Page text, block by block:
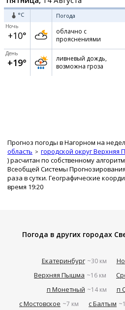
°C Погода
Ночь
+10°
облачно с
прояснениями
День
+19°
ливневый дождь,
возможна гроза
Прогноз погоды в Нагорном на
область
городской округ Верхняя
) расчитан по собственному
Всеобщей Системы
раза в сутки. Географические
время 19:20
Погода в других городах
Екатеринбург ~30 км
Верхняя Пышма ~16 км
п Монетный ~14 км п
с Мостовское ~7 км с Балтым